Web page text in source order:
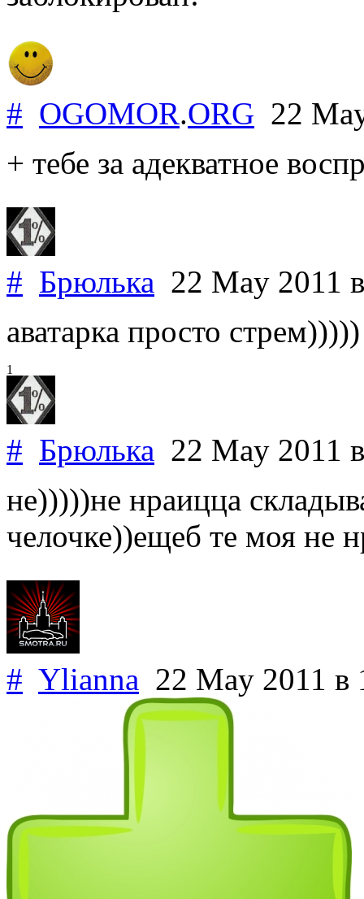
# OGOMOR.ORG 22
+ тебе за адекватное
# Брюлька 22 May 2011
аватарка просто стрем)))))
1
# Брюлька 22 May 2011
не)))))не нраицца
челочке))ещеб те моя не
# Ylianna 22 May 2011 в